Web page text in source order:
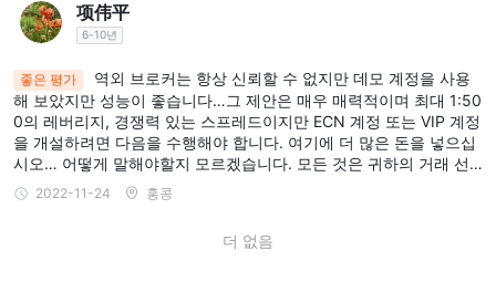
项伟平
6-10년
좋은 평가
역외 브로커는 항상 신뢰할 수 없지만 데모 계정을 사용
해 보았지만 성능이 좋습니다…그 제안은 매우 매력적이며 최대 1:50
0의 레버리지, 경쟁력 있는 스프레드이지만 ECN 계정 또는 VIP 계정
을 개설하려면 다음을 수행해야 합니다. 여기에 더 많은 돈을 넣으십
시오… 어떻게 말해야할지 모르겠습니다. 모든 것은 귀하의 거래 선
호도에 달려 있습니다. 무슨 일이 일어날지 알아보기 위해 여기에서
실제 계좌를 개설하려고 합니다.
2022-11-24 홍콩
더 없음